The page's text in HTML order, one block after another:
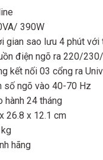
390W
gian sao lưu 4 phút với
điện ngõ ra 220/
kết nối 03 cổng ra
số ngõ vào 40-70 Hz
hành 24 tháng
26.8 x 12.1 cm
hãng